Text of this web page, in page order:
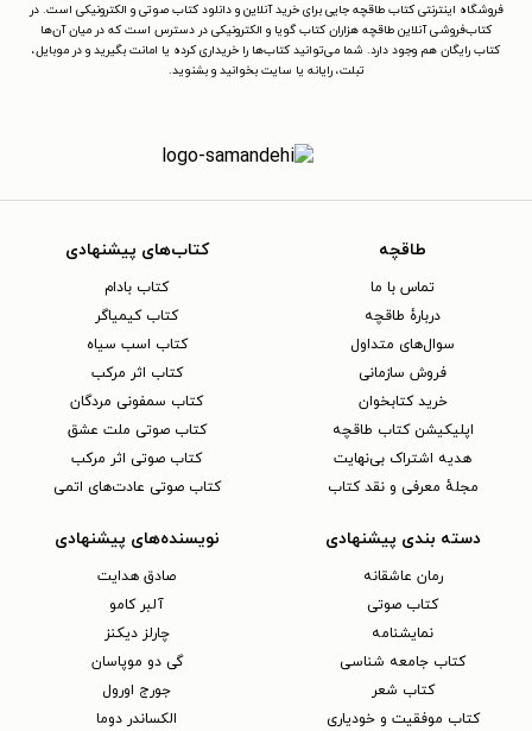
فروشگاه اینترنتی کتاب طاقچه جایی برای خرید آنلاین و دانلود کتاب صوتی و الکترونیکی است. در
کتاب‌فروشی آنلاین طاقچه هزاران کتاب گویا و الکترونیکی در دسترس است که در میان آن‌ها
کتاب رایگان هم وجود دارد. شما می‌توانید کتاب‌ها را خریداری کرده یا امانت بگیرید و در موبایل،
تبلت، رایانه یا سایت بخوانید و بشنوید.
طاقچه
تماس با ما
دربارهٔ طاقچه
سوال‌های متداول
فروش سازمانی
خرید کتابخوان
اپلیکیشن کتاب طاقچه
هدیه اشتراک بی‌نهایت
مجلهٔ معرفی و نقد کتاب
کتاب‌های پیشنهادی
کتاب بادام
کتاب کیمیاگر
کتاب اسب سیاه
کتاب اثر مرکب
کتاب سمفونی مردگان
کتاب صوتی ملت عشق
کتاب صوتی اثر مرکب
کتاب صوتی عادت‌های اتمی
دسته بندی پیشنهادی
رمان عاشقانه
کتاب‌ صوتی
نمایشنامه
کتاب جامعه شناسی
کتاب شعر
کتاب موفقیت و خودیاری
نویسنده‌های پیشنهادی
صادق هدایت
آلبر کامو
چارلز دیکنز
گی دو موپاسان
جورج اورول
الکساندر دوما